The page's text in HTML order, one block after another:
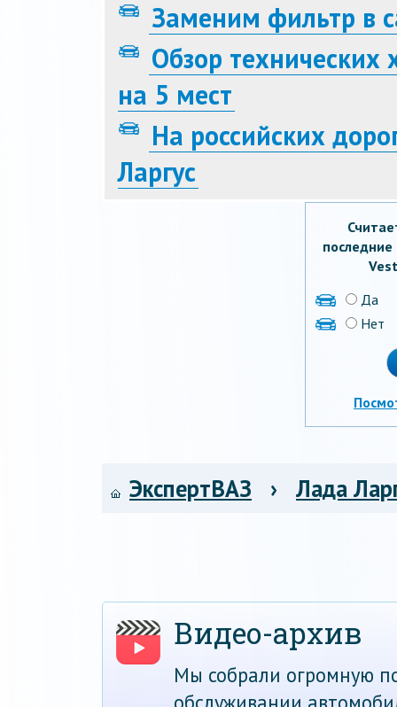
Заменим фильтр в
Обзор технических
на 5 мест
На российских
Ларгус
Да
Нет
ЭкспертВАЗ › Лада
Видео-архив
Мы собрали огромную